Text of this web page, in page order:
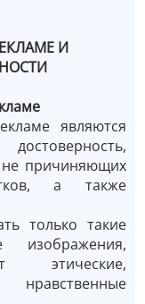
И
являются
не причиняющих
а также
только такие
изображения,
нравственные